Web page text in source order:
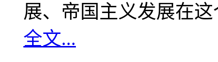
展、帝国主义发展在
全文...